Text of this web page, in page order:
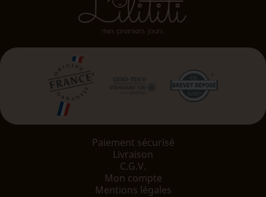
Paiement sécurisé
Livraison
C.G.V.
Mon compte
Mentions légales